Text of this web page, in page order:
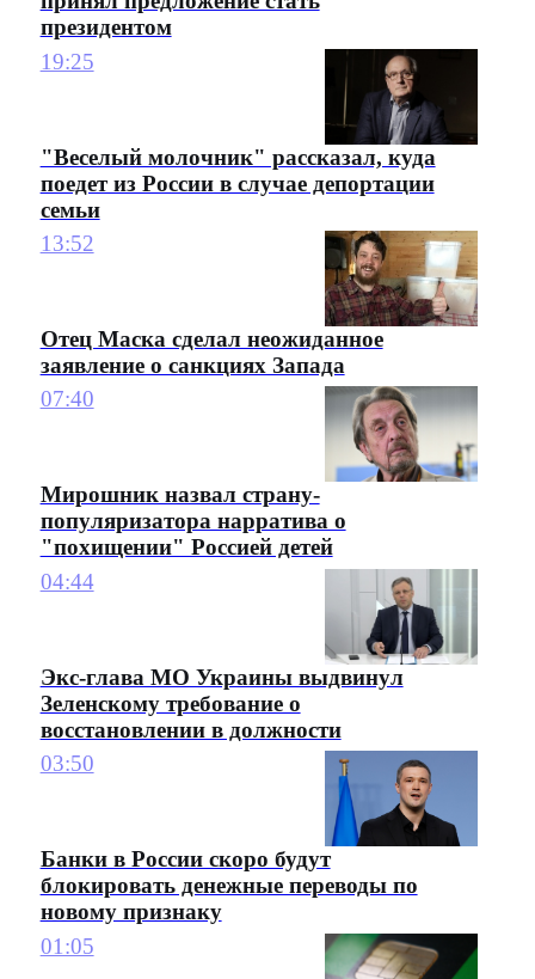
президентом
19:25
"Веселый молочник" рассказал, куда
поедет из России в случае депортации
семьи
13:52
Отец Маска сделал неожиданное
заявление о санкциях Запада
07:40
Мирошник назвал страну-
популяризатора нарратива о
"похищении" Россией детей
04:44
Экс-глава МО Украины выдвинул
Зеленскому требование о
восстановлении в должности
03:50
Банки в России скоро будут
блокировать денежные переводы по
новому признаку
01:05